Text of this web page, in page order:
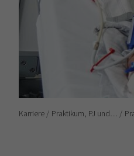
Karriere Praktikum, PJ und…